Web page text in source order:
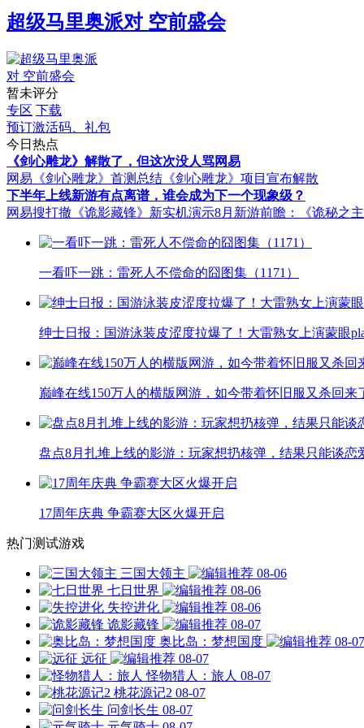
超级马里奥派对 空前盛会
暂未评分
专区 下载
预订激活码、礼包
今日热点
《剑心雕龙》解散了，但这次没人骂网易
网易《剑心雕龙》首测总结 《剑心雕龙》项目宣布解散
下半年上线新游有点离谱，谁会成为下一个现象级？
网易搜打撤《诡影藏锋》新实机演示8月新游前瞻：《诡秘之
一看吓一跳：雷死人不偿命的囧图集（1171）
绅士日报：国游泳装皮涩度拉爆了！大雷熟女上演蒙眼
巅峰在线150万人的横版网游，如今带着怀旧服又杀回来
盘点8月扎堆上线的影游：玩家想扔核弹，结果只能谈恋
17周年庆典 争霸赛大区火爆开启
热门测试游戏
三国大领主
08-06
七日世界
08-06
失控进化
08-06
诡影藏锋
08-07
奥比岛：梦想国度
08-07
远征
08-07
怪物猎人：旅人 08-07
桃花源记2 08-07
问剑长生 08-07